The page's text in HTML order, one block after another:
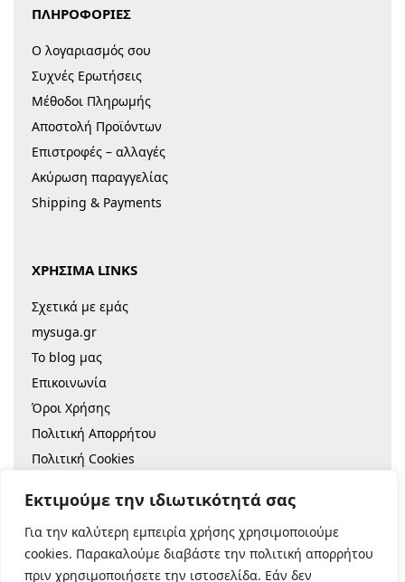
Εκτιμούμε την ιδιωτικότητά σας
Για την καλύτερη εμπειρία χρήσης χρησιμοποιούμε
cookies. Παρακαλούμε διαβάστε την πολιτική απορρήτου
πριν χρησιμοποιήσετε την ιστοσελίδα. Εάν δεν
ΠΛΗΡΟΦΟΡΙΕΣ
Ο λογαριασμός σου
Συχνές Ερωτήσεις
Μέθοδοι Πληρωμής
Αποστολή Προϊόντων
Επιστροφές – αλλαγές
Ακύρωση παραγγελίας
Shipping & Payments
ΧΡΗΣΙΜΑ LINKS
Σχετικά με εμάς
mysuga.gr
Το blog μας
Επικοινωνία
Όροι Χρήσης
Πολιτική Απορρήτου
Πολιτική Cookies
© 2022 |Κατασκευή Eshop